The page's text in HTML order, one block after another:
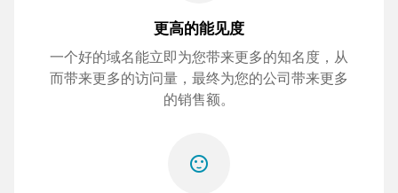
更高的能见度
一个好的域名能立即为您带来更多的知名度，从
而带来更多的访问量，最终为您的公司带来更多
的销售额。
sentiment_satisfied